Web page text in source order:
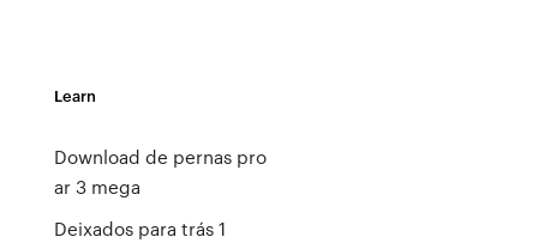
Learn
Download de pernas pro
ar 3 mega
Deixados para trás 1